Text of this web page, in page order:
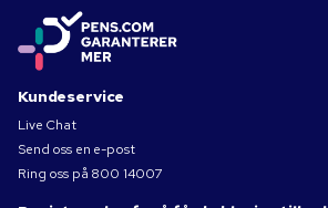
Kundeservice
Live Chat
Send oss en e-post
Ring oss på 800 14007